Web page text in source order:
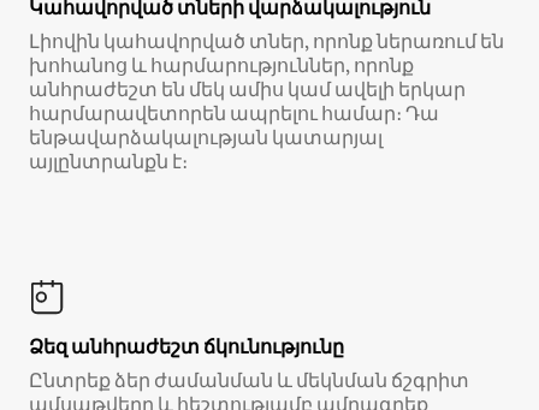
Կահավորված տների վարձակալություն
Լիովին կահավորված տներ, որոնք ներառում են
խոհանոց և հարմարություններ, որոնք
անհրաժեշտ են մեկ ամիս կամ ավելի երկար
հարմարավետորեն ապրելու համար։ Դա
ենթավարձակալության կատարյալ
այլընտրանքն է։
Ձեզ անհրաժեշտ ճկունությունը
Ընտրեք ձեր ժամանման և մեկնման ճշգրիտ
ամսաթվերը և հեշտությամբ ամրագրեք